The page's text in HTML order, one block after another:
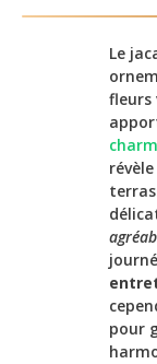
Le
fleurs
pour